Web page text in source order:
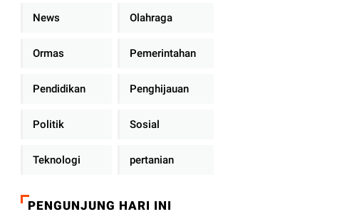
News Olahraga
Ormas Pemerintahan
Pendidikan Penghijauan
Politik Sosial
Teknologi pertanian
PENGUNJUNG HARI INI